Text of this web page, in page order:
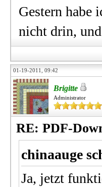
Gestern habe
nicht drin,
01-19-2011, 09:42
Brigitte
Administrator
RE: PDF-
chinaauge
Ja, jetzt